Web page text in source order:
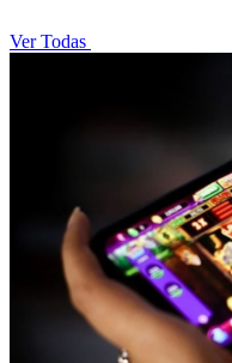
Ver Todas